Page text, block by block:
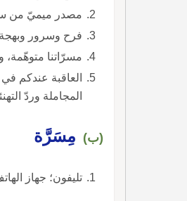
مصدر ميميّ من
فرح وسرور
مسرّاتنا متوهّمة،
العاقبة عندكم
المجاملة وردّ
(ب) مِسَرَّة
تليفون؛ جهاز